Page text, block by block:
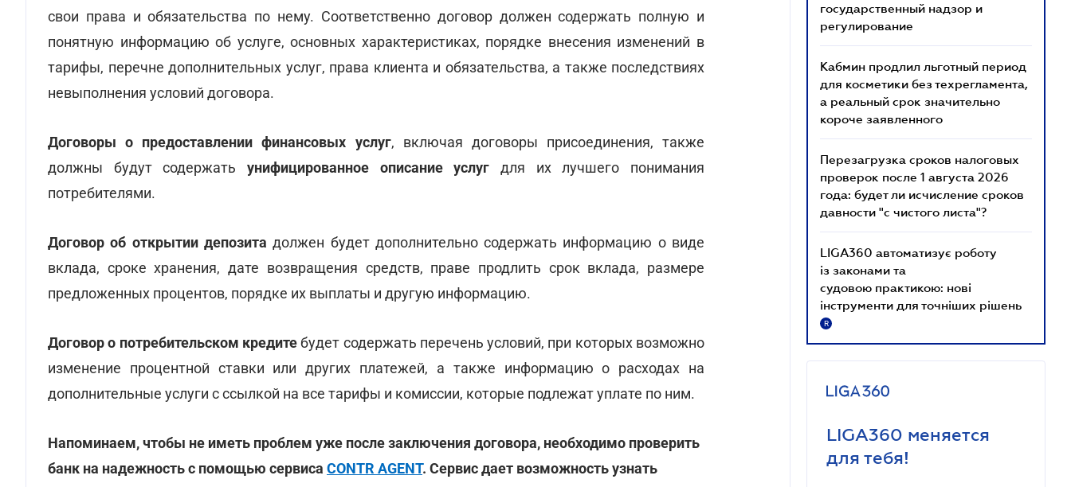
свои права и обязательства по нему. Соответственно договор должен содержать полную и
понятную информацию об услуге, основных характеристиках, порядке внесения изменений в
тарифы, перечне дополнительных услуг, права клиента и обязательства, а также последствиях
невыполнения условий договора.
Договоры о предоставлении финансовых услуг, включая договоры присоединения, также
должны будут содержать унифицированное описание услуг для их лучшего понимания
потребителями.
Договор об открытии депозита должен будет дополнительно содержать информацию о виде
вклада, сроке хранения, дате возвращения средств, праве продлить срок вклада, размере
предложенных процентов, порядке их выплаты и другую информацию.
Договор о потребительском кредитебудет содержать перечень условий, при которых возможно
изменение процентной ставки или других платежей, а также информацию о расходах на
дополнительные услуги с ссылкой на все тарифы и комиссии, которые подлежат уплате по ним.
Напоминаем, чтобы не иметь проблем уже после заключения договора, необходимо проверить
банк на надежность с помощью сервиса CONTR AGENT. Сервис дает возможность узнать
государственный надзор и
регулирование
Кабмин продлил льготный период
для косметики без техрегламента,
а реальный срок значительно
короче заявленного
Перезагрузка сроков налоговых
проверок после 1 августа 2026
года: будет ли исчисление сроков
давности "с чистого листа"?
LIGA360 автоматизує роботу
із законами та
судовою практикою: нові
інструменти для точніших рішень
R
LIGA360 меняется
для тебя!